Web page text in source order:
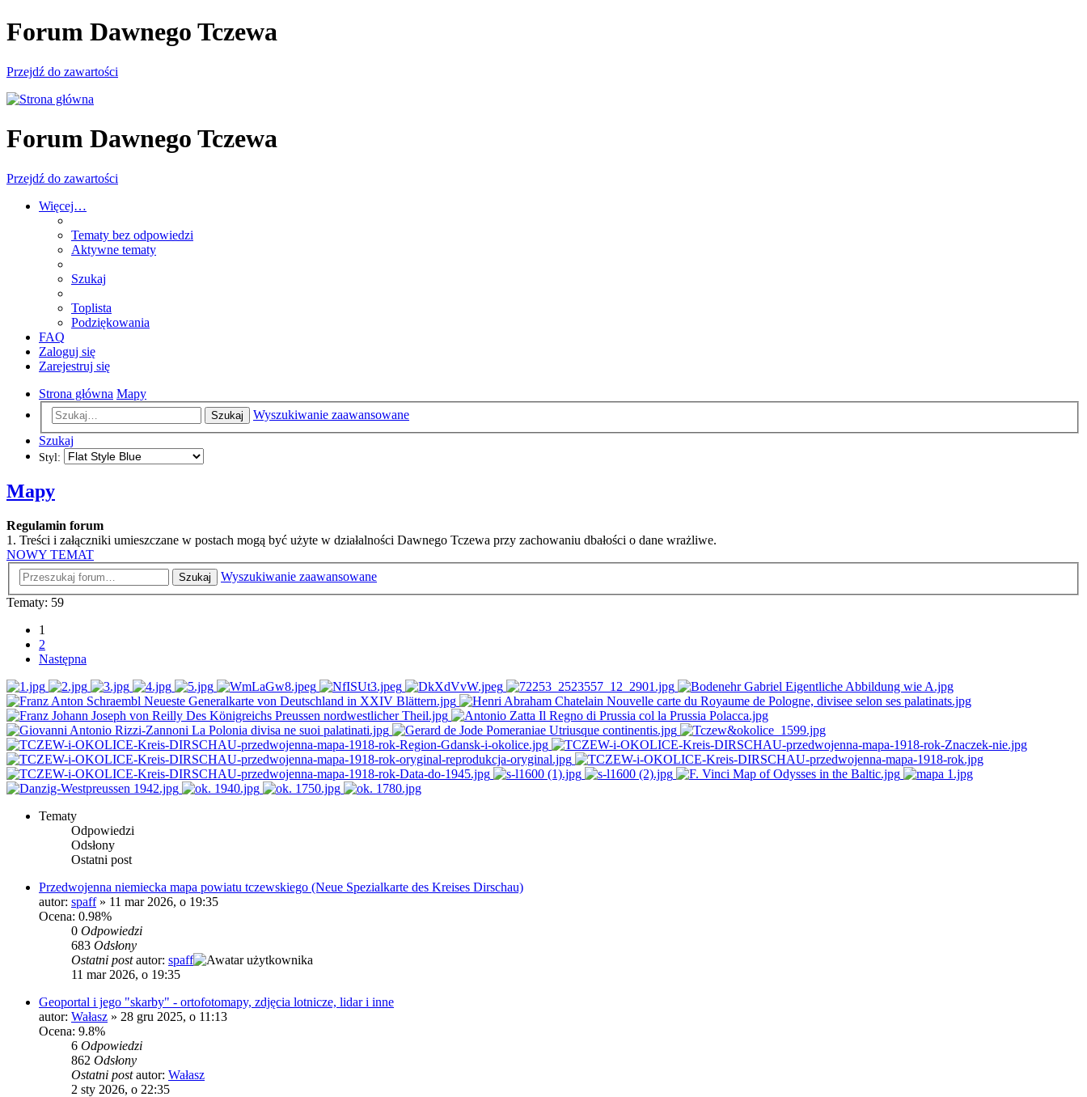
Forum Dawnego Tczewa
Przejdź do zawartości
Forum Dawnego Tczewa
Przejdź do zawartości
Więcej…
Tematy bez odpowiedzi
Aktywne tematy
Szukaj
Toplista
Podziękowania
FAQ
Zaloguj się
Zarejestruj się
Strona główna Mapy
Szukaj
Wyszukiwanie zaawansowane
Szukaj
Styl:
Mapy
Regulamin forum
1. Treści i załączniki umieszczane w postach mogą być użyte w działalności Dawnego Tczewa przy zachowaniu dbałości o dane wrażliwe.
NOWY TEMAT
Szukaj
Wyszukiwanie zaawansowane
Tematy: 59
1
2
Następna
Tematy
Odpowiedzi
Odsłony
Ostatni post
Przedwojenna niemiecka mapa powiatu tczewskiego (Neue Spezialkarte des Kreises Dirschau)
autor: spaff» 11 mar 2026, o 19:35
Ocena: 0.98%
0 Odpowiedzi
683 Odsłony
Ostatni postautor: spaff
11 mar 2026, o 19:35
Geoportal i jego "skarby" - ortofotomapy, zdjęcia lotnicze, lidar i inne
autor: Wałasz » 28 gru 2025, o 11:13
Ocena: 9.8%
6 Odpowiedzi
862 Odsłony
Ostatni postautor: Wałasz
2 sty 2026, o 22:35